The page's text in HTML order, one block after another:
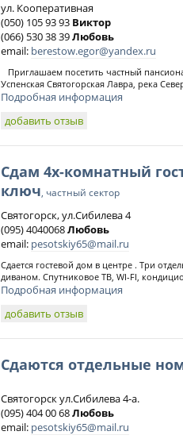
ул. Кооперативная
(050) 105 93 93 Виктор
(066) 530 38 39Любовь
email: berestow.egor@yandex.ru
Приглашаем посетить частный
Успенская Святогорская Лавра, река
Подробная информация
добавить отзыв
Сдам 4х-комнатный
ключ, частный сектор
Святогорск, ул.Сибилева 4
(095) 4040068Любовь
email: pesotskiy65@mail.ru
Сдается гостевой дом в центре . Три
диваном. Спутниковое ТВ, WI-FI,
Подробная информация
добавить отзыв
Сдаются отдельные
Святогорск ул.Сибилева 4-а.
(095) 404 00 68Любовь
email: pesotskiy65@mail.ru